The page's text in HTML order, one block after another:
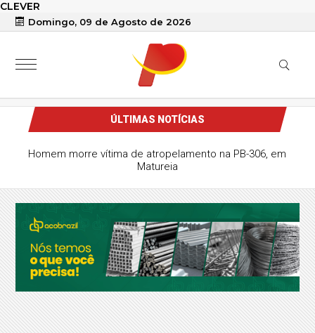
CLEVER
Domingo, 09 de Agosto de 2026
ÚLTIMAS NOTÍCIAS
Homem morre vítima de atropelamento na PB-306, em
Matureia